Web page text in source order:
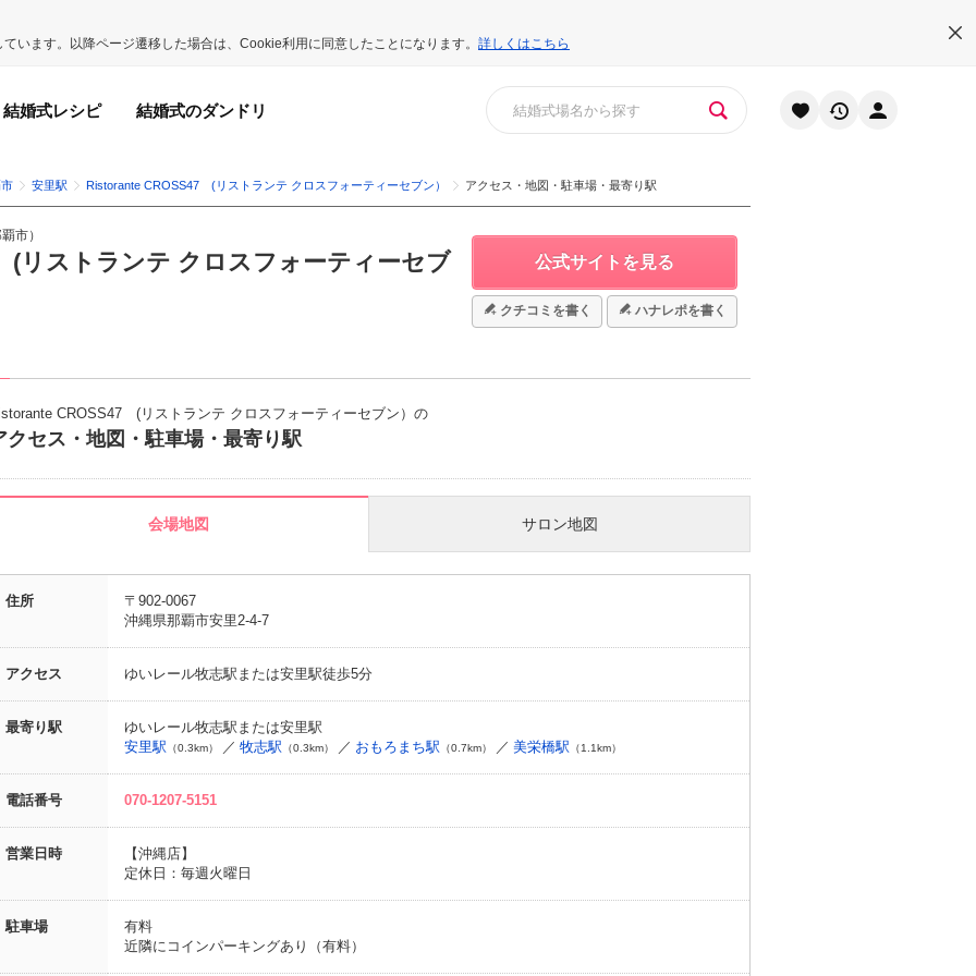
います。以降ページ遷移した場合は、Cookie利用に同意したことになります。 詳しくはこちら
結婚式レシピ 結婚式のダンドリ
安里駅 Ristorante CROSS47 (リストランテ クロスフォーティーセブン） アクセス・地図・駐車場・最寄り駅
市）
リストランテ クロスフォーティーセブ 公式サイトを見る
クチコミを書く ハナレポを書く
CROSS47 (リストランテ クロスフォーティーセブン）の
クセス・地図・駐車場・最寄り駅
会場地図 サロン地図
住所
〒902-0067
沖縄県那覇市安里2-4-7
アクセス ゆいレール牧志駅または安里駅徒歩5分
最寄り駅
ゆいレール牧志駅または安里駅
安里駅 （0.3km） 牧志駅 （0.3km） おもろまち駅 （0.7km） 美栄橋駅 （1.1km）
電話番号 070-1207-5151
営業日時
【沖縄店】
定休日：毎週火曜日
駐車場
有料
近隣にコインパーキングあり（有料）